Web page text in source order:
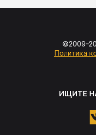
©2009-
Политика
ИЩИТЕ